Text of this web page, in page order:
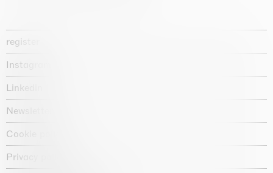
register
Instagram
Linkedin
Newsletter
Cookie policy
Privacy policy